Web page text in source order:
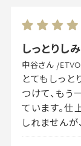
しっとりし
中谷さん /
とてもしっ
つけて、もう
ています。仕
しれません